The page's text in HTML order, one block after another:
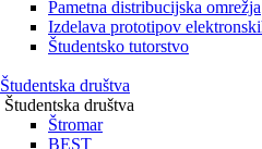
Pametna distribucijska omrežja
Izdelava prototipov
Študentsko tutorstvo
Študentska društva
Študentska društva
Štromar
BEST